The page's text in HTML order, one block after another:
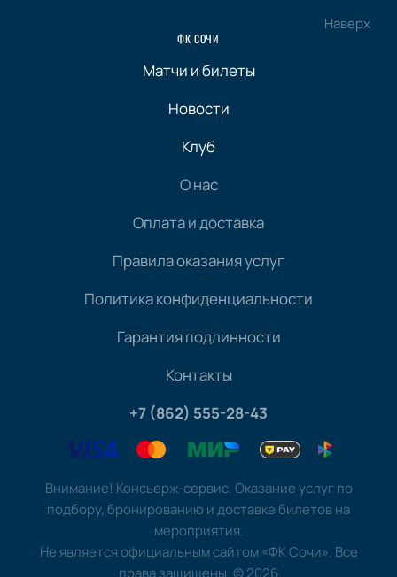
Наверх
ФК СОЧИ
Матчи и билеты
Новости
Клуб
О нас
Оплата и доставка
Правила оказания услуг
Политика конфиденциальности
Гарантия подлинности
Контакты
+7 (862) 555-28-43
Внимание! Консьерж-сервис. Оказание услуг по
подбору, бронированию и доставке билетов на
мероприятия.
Не является официальным сайтом «ФК Сочи». Все
права защищены. ©2026